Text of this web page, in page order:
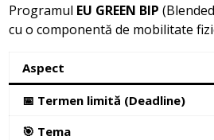
Programul EU GREEN BIP
cu o componentă de mobilitate
Aspect
📅 Termen limită (Deadline)
🎯 Tema